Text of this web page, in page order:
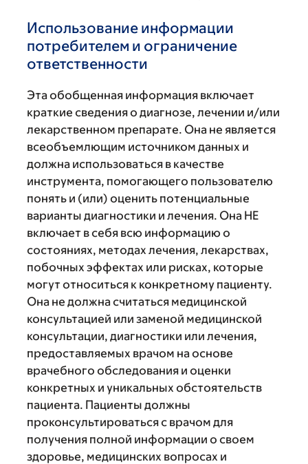
Использование информации
потребителем и ограничение
ответственности
Эта обобщенная информация включает
краткие сведения о диагнозе, лечении и/или
лекарственном препарате. Она не является
всеобъемлющим источником данных и
должна использоваться в качестве
инструмента, помогающего пользователю
понять и (или) оценить потенциальные
варианты диагностики и лечения. Она НЕ
включает в себя всю информацию о
состояниях, методах лечения, лекарствах,
побочных эффектах или рисках, которые
могут относиться к конкретному пациенту.
Она не должна считаться медицинской
консультацией или заменой медицинской
консультации, диагностики или лечения,
предоставляемых врачом на основе
врачебного обследования и оценки
конкретных и уникальных обстоятельств
пациента. Пациенты должны
проконсультироваться с врачом для
получения полной информации о своем
здоровье, медицинских вопросах и